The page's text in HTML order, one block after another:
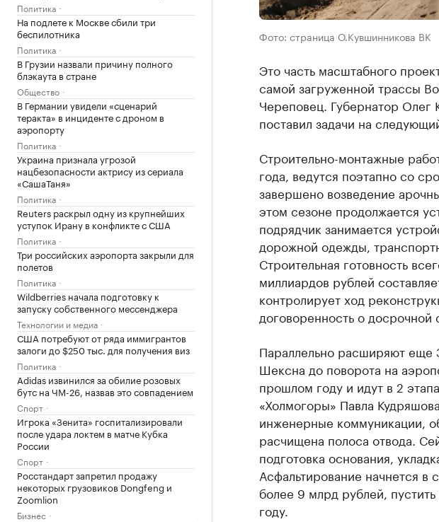
Политика
На подлете к Москве сбили три
беспилотника
Политика
В Грузии назвали причину полного
блэкаута в стране
Общество
В Германии увидели «сценарий
теракта» в инциденте с дроном в
аэропорту
Политика
Украина признала угрозой
нацбезопасности актрису из сериала
«СашаТаня»
Политика
Reuters раскрыл одну из крупнейших
уступок Ирану в конфликте с США
Политика
Три российских аэропорта закрыли для
полетов
Политика
Wildberries начала подготовку к
запуску собственного мессенджера
Технологии и медиа
США потребуют от ряда иммигрантов
залоги до $250 тыс. для получения виз
Политика
Adidas извинился за обилие розовых
бутс на ЧМ-26, назвав это совпадением
Спорт
Игрока «Зенита» госпитализировали
после удара локтем в матче Кубка
России
Спорт
Росстандарт запретил продажу
некоторых грузовиков Dongfeng и
Zoomlion
Бизнес
Фото: страница О.Кувшинникова ВК
Это часть масштабного
самой загруженной трассы
Череповец. Губернатор Олег
поставил задачи на
Строительно-монтажные
года, ведутся поэтапно со
завершено возведение
этом сезоне продолжается
подрядчик занимается
дорожной одежды,
Строительная готовность
миллиардов рублей
контролирует ход
договоренность о досрочной
Параллельно расширяют еще
Шексна до поворота на
прошлом году и идут в 2
«Холмогоры» Павла
инженерные коммуникации,
расчищена полоса отвода.
подготовка основания,
Асфальтирование начнется
более 9 млрд рублей,
году.